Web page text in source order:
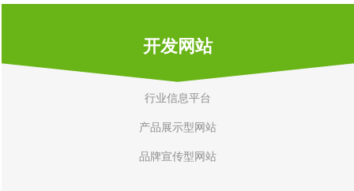
开发网站
行业信息平台
产品展示型网站
品牌宣传型网站